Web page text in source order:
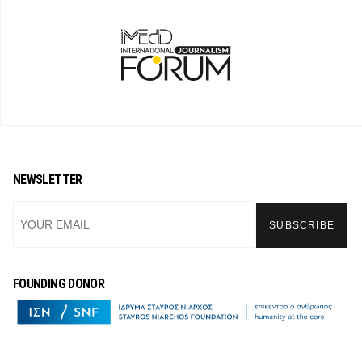
FOUNDING DONOR
NEWSLETTER